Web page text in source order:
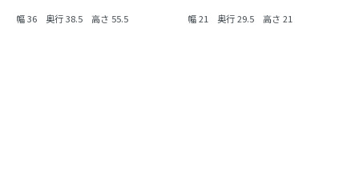
幅 36 奥行 38.5 高さ 55.5 幅 21 奥行 29.5 高さ 21